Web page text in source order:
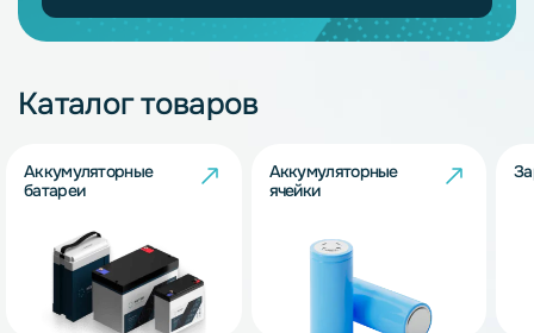
Каталог товаров
Аккумуляторные
батареи
Аккумуляторные
ячейки